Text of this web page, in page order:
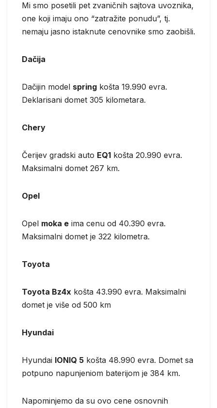
Mi smo posetili pet zvaničnih sajtova uvoznika,
one koji imaju ono “zatražite ponudu”, tj.
nemaju jasno istaknute cenovnike smo zaobišli.
Dačija
Dačijin model spring košta 19.990 evra.
Deklarisani domet 305 kilometara.
Chery
Čerijev gradski auto EQ1 košta 20.990 evra.
Maksimalni domet 267 km.
Opel
Opel moka e ima cenu od 40.390 evra.
Maksimalni domet je 322 kilometra.
Toyota
Toyota Bz4x košta 43.990 evra. Maksimalni
domet je više od 500 km
Hyundai
Hyundai IONIQ 5 košta 48.990 evra. Domet sa
potpuno napunjeniom baterijom je 384 km.
Napominjemo da su ovo cene osnovnih